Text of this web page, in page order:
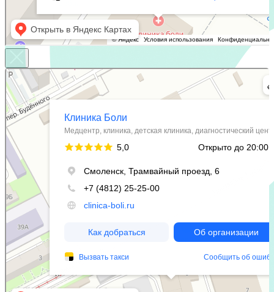
Клиника Боли
Медцентр, клиника в Смоленске
Детская клиника в Смоленске